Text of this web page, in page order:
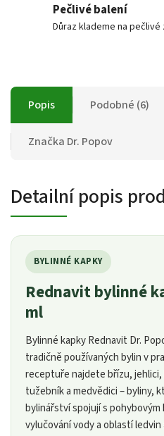
Pečlivé balení
Důraz klademe na
Popis Podobné (6)
Značka Dr. Popov
Detailní popis
BYLINNÉ KAPKY
Rednavit bylinné
ml
Bylinné kapky Rednavit Dr.
tradičně používaných bylin v
receptuře najdete břízu,
tužebník a medvědici – byliny,
bylinářství spojují s
vylučování vody a oblastí